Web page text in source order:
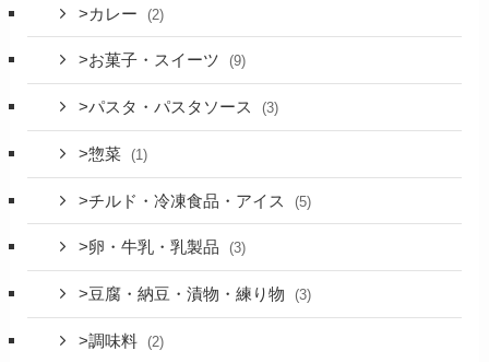
>カレー (2)
>お菓子・スイーツ (9)
>パスタ・パスタソース (3)
>惣菜 (1)
>チルド・冷凍食品・アイス (5)
>卵・牛乳・乳製品 (3)
>豆腐・納豆・漬物・練り物 (3)
>調味料 (2)